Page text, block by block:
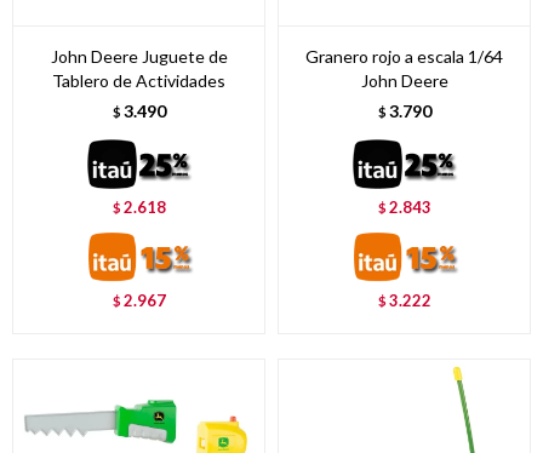
John Deere Juguete de
Tablero de Actividades
$ 3.490
$2.618
$2.967
Granero rojo a escala 1/64
John Deere
$ 3.790
$2.843
$3.222